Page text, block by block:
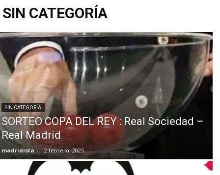
SIN CATEGORÍA
SIN CATEGORÍA
SORTEO COPA DEL REY : Real Sociedad –
Real Madrid
madridista - 12 febrero, 2025